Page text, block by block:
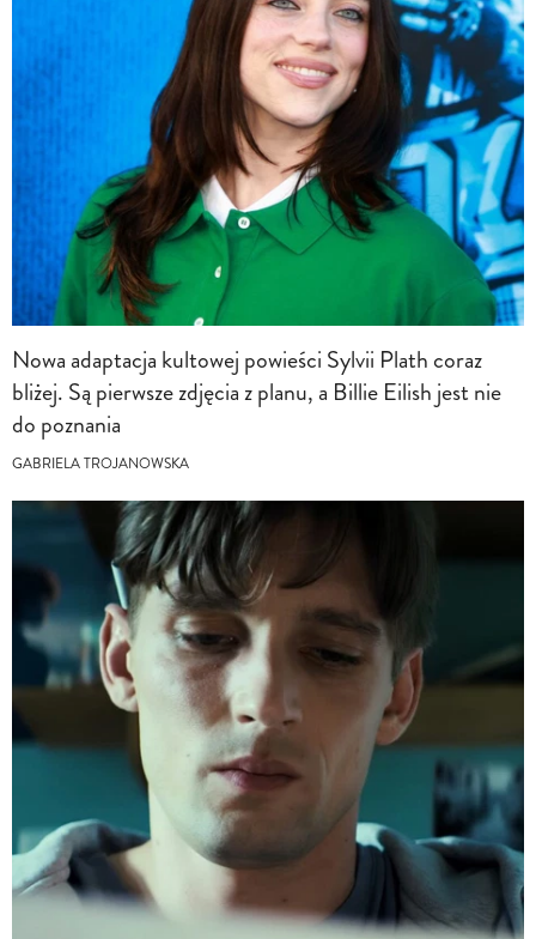
Nowa adaptacja kultowej powieści Sylvii Plath coraz
bliżej. Są pierwsze zdjęcia z planu, a Billie Eilish jest nie
do poznania
GABRIELA TROJANOWSKA